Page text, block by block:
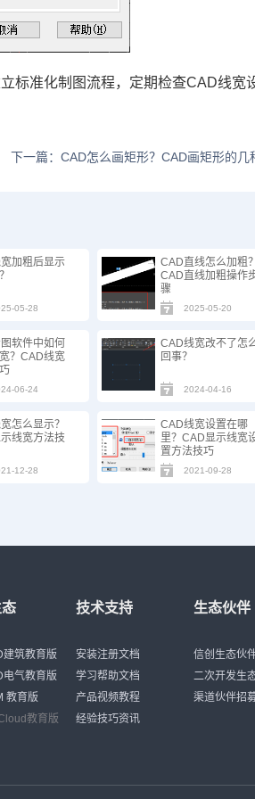
标准化制图流程，定期检查CAD线宽
下一篇：CAD怎么画矩形？CAD画矩形的几
加粗后显示
05-28
CAD直线怎么加粗？
CAD直线加粗操作
骤
2025-05-20
软件中如何
？CAD线宽
06-24
CAD线宽改不了怎
回事？
2024-04-16
怎么显示？
线宽方法技
12-28
CAD线宽设置在哪
里？CAD显示线宽
置方法技巧
2021-09-28
建筑教育版
电气教育版
教育版
教育版
技术支持
安装注册文档
学习帮助文档
产品视频教程
经验技巧资讯
生态伙伴
信创生态伙
二次开发生
渠道伙伴招